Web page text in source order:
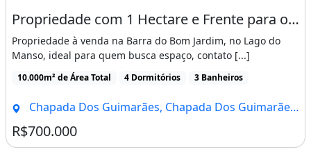
Propriedade com 1 Hectare e Frente para o Lago do Manso à Venda
Propriedade à venda na Barra do Bom Jardim, no Lago do
Manso, ideal para quem busca espaço, contato [...]
10.000m² de Área Total 4 Dormitórios 3 Banheiros
Chapada Dos Guimarães, Chapada Dos Guimarães - MT
R$700.000